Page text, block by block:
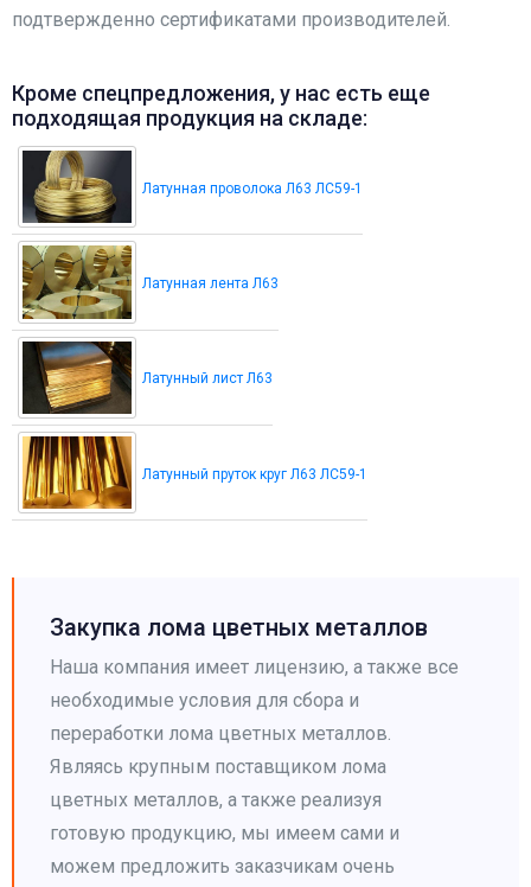
подтвержденно сертификатами производителей.
Кроме спецпредложения, у нас есть еще
подходящая продукция на складе:
Латунная проволока Л63 ЛС59-1
Латунная лента Л63
Латунный лист Л63
Латунный пруток круг Л63 ЛС59-1
Закупка лома цветных металлов
Наша компания имеет лицензию, а также все
необходимые условия для сбора и
переработки лома цветных металлов.
Являясь крупным поставщиком лома
цветных металлов, а также реализуя
готовую продукцию, мы имеем сами и
можем предложить заказчикам очень